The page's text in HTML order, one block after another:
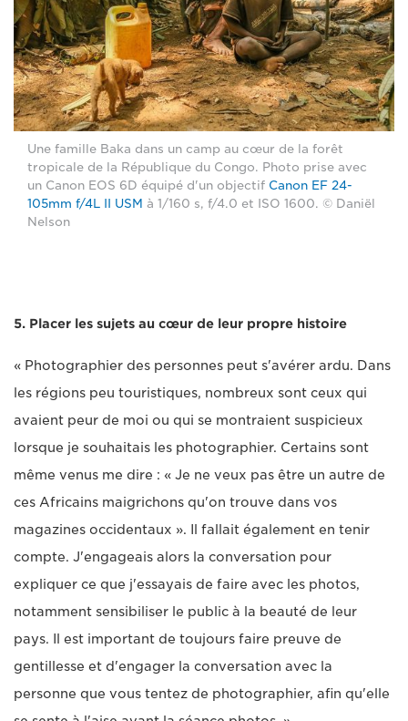
Une famille Baka dans un camp au cœur de la forêt
tropicale de la République du Congo. Photo prise avec
un Canon EOS 6D équipé d'un objectif Canon EF 24-
105mm f/4L II USM à 1/160 s, f/4.0 et ISO 1600. © Daniël
Nelson
5. Placer les sujets au cœur de leur propre histoire
« Photographier des personnes peut s'avérer ardu. Dans
les régions peu touristiques, nombreux sont ceux qui
avaient peur de moi ou qui se montraient suspicieux
lorsque je souhaitais les photographier. Certains sont
même venus me dire : « Je ne veux pas être un autre de
ces Africains maigrichons qu'on trouve dans vos
magazines occidentaux ». Il fallait également en tenir
compte. J'engageais alors la conversation pour
expliquer ce que j'essayais de faire avec les photos,
notamment sensibiliser le public à la beauté de leur
pays. Il est important de toujours faire preuve de
gentillesse et d'engager la conversation avec la
personne que vous tentez de photographier, afin qu'elle